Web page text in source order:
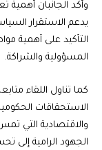
وأكد الجانبان أهمية
يدعم الاستقرار
التأكيد على أهمية
المسؤولية والشراكة.
كما تناول اللقاء
الاستحقاقات
والاقتصادية التي
الجهود الرامية إلى